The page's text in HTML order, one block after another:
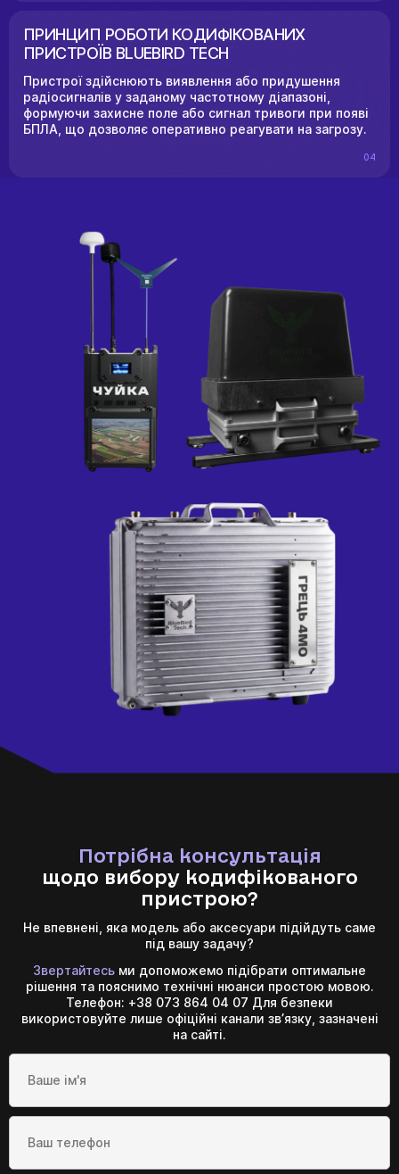
ПРИНЦИП РОБОТИ КОДИФІКОВАНИХ
ПРИСТРОЇВ BLUEBIRD TECH
Пристрої здійснюють виявлення або придушення
радіосигналів у заданому частотному діапазоні,
формуючи захисне поле або сигнал тривоги при появі
БПЛА, що дозволяє оперативно реагувати на загрозу.
04
Потрібна консультація
щодо вибору кодифікованого
пристрою?
Не впевнені, яка модель або аксесуари підійдуть саме
під вашу задачу?
Звертайтесь ми допоможемо підібрати оптимальне
рішення та пояснимо технічні нюанси простою мовою.
Телефон: +38 073 864 04 07 Для безпеки
використовуйте лише офіційні канали зв’язку, зазначені
на сайті.
кількох
годин
Щоб не чекати, ви можете зв'язатися з нами
натиснувши на кнопку телефона.
+38063 Показати номер
Відправити
Ми в соціальних мережах
Очікуйте на дзвінок. З вами зв’яжуться наші
спеціалісти!
Продовжити покупки
Очікуйте на дзвінок. З вами зв’яжуться наші
спеціалісти!
На головну
Ваша заявка прийнята
Очікуйте на дзвінок. З вами зв’яжуться наші
спеціалісти!